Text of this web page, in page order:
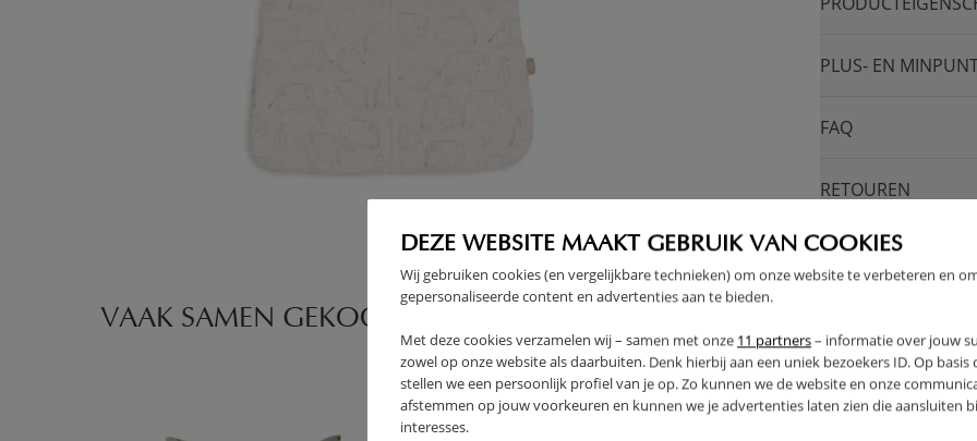
DEZE WEBSITE MAAKT GEBRUIK VAN COOKIES
Wij gebruiken cookies (en vergelijkbare technieken) om onze website te verbeteren en
gepersonaliseerde content en advertenties aan te bieden.
Met deze cookies verzamelen wij – samen met onze 11 partners– informatie over jouw
zowel op onze website als daarbuiten. Denk hierbij aan een uniek bezoekers ID. Op basis
stellen we een persoonlijk profiel van je op. Zo kunnen we de website en onze
afstemmen op jouw voorkeuren en kunnen we je advertenties laten zien die aansluiten
interesses.
PLUS- EN
FAQ
RETOUREN
VAAK SAMEN GEKOCHT
OUTLET